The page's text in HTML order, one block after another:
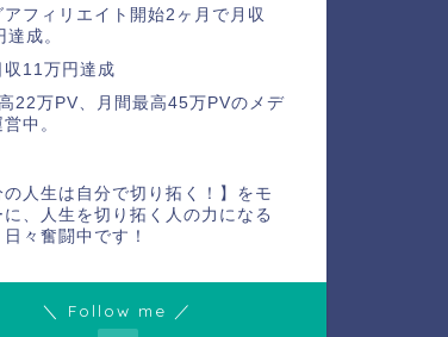
アフィリエイト開始2ヶ月で月収
成。
収11万円達成
22万PV、月間最高45万PVのメデ
中。
の人生は自分で切り拓く！】をモ
に、人生を切り拓く人の力になる
々奮闘中です！
＼ Follow me ／